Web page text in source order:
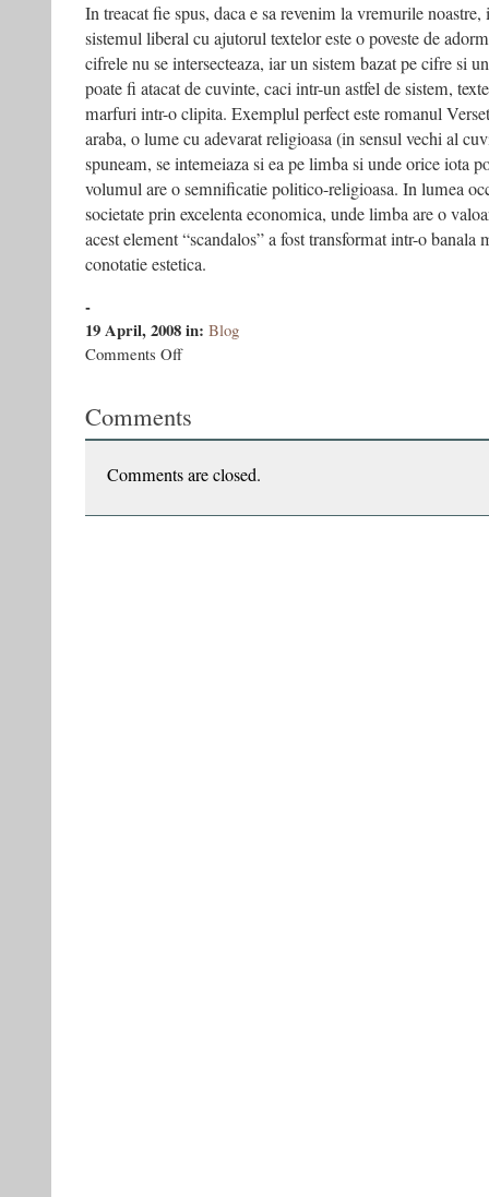
In treacat fie spus, daca e sa revenim la vremurile
sistemul liberal cu ajutorul textelor este o poveste de
cifrele nu se intersecteaza, iar un sistem bazat pe cifre si
poate fi atacat de cuvinte, caci intr-un astfel de sistem,
marfuri intr-o clipita. Exemplul perfect este romanul
araba, o lume cu adevarat religioasa (in sensul vechi al
spuneam, se intemeiaza si ea pe limba si unde orice iota
volumul are o semnificatie politico-religioasa. In lumea
societate prin excelenta economica, unde limba are o
acest element “scandalos” a fost transformat intr-o banala
conotatie estetica.
-
19 April, 2008in: Blog
Comments Offon
reactionat
Comments
Comments are closed.